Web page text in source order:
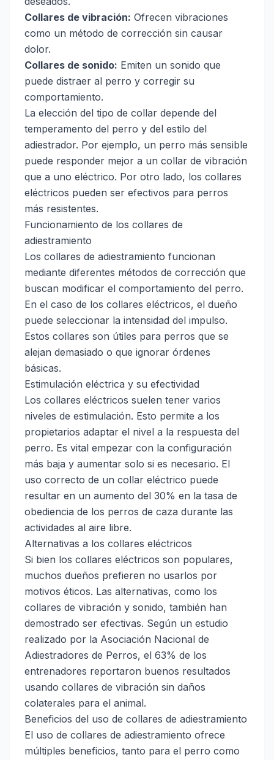
Collares de vibración: Ofrecen vibraciones
como un método de corrección sin causar
dolor.
Collares de sonido: Emiten un sonido que
puede distraer al perro y corregir su
comportamiento.
La elección del tipo de collar depende del
temperamento del perro y del estilo del
adiestrador. Por ejemplo, un perro más sensible
puede responder mejor a un collar de vibración
que a uno eléctrico. Por otro lado, los collares
eléctricos pueden ser efectivos para perros
más resistentes.
Funcionamiento de los collares de
adiestramiento
Los collares de adiestramiento funcionan
mediante diferentes métodos de corrección que
buscan modificar el comportamiento del perro.
En el caso de los collares eléctricos, el dueño
puede seleccionar la intensidad del impulso.
Estos collares son útiles para perros que se
alejan demasiado o que ignorar órdenes
básicas.
Estimulación eléctrica y su efectividad
Los collares eléctricos suelen tener varios
niveles de estimulación. Esto permite a los
propietarios adaptar el nivel a la respuesta del
perro. Es vital empezar con la configuración
más baja y aumentar solo si es necesario. El
uso correcto de un collar eléctrico puede
resultar en un aumento del 30% en la tasa de
obediencia de los perros de caza durante las
actividades al aire libre.
Alternativas a los collares eléctricos
Si bien los collares eléctricos son populares,
muchos dueños prefieren no usarlos por
motivos éticos. Las alternativas, como los
collares de vibración y sonido, también han
demostrado ser efectivas. Según un estudio
realizado por la Asociación Nacional de
Adiestradores de Perros, el 63% de los
entrenadores reportaron buenos resultados
usando collares de vibración sin daños
colaterales para el animal.
Beneficios del uso de collares de adiestramiento
El uso de collares de adiestramiento ofrece
múltiples beneficios, tanto para el perro como